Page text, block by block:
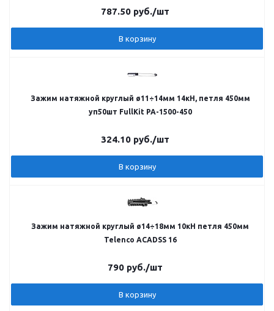
787.50руб./шт
В корзину
Зажим натяжной круглый ø11÷14мм 14кН, петля 450мм
уп50шт FullKit PA-1500-450
324.10руб./шт
В корзину
Зажим натяжной круглый ø14÷18мм 10кН петля 450мм
Telenco ACADSS 16
790руб./шт
В корзину